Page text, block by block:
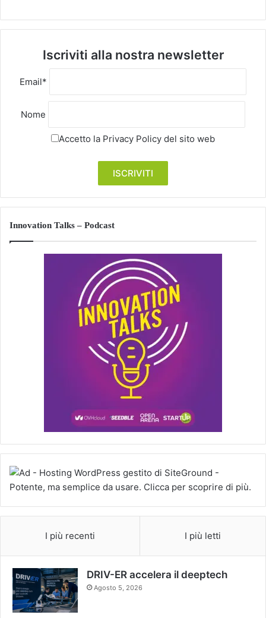
Iscriviti alla nostra newsletter
Email*
Nome
Accetto la Privacy Policy del sito web
Innovation Talks – Podcast
I più recenti I più letti
DRIV-ER accelera il deeptech
Agosto 5, 2026